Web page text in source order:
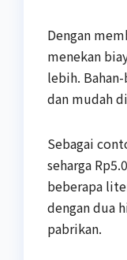
Dengan
menekan
lebih.
dan mudah
Sebagai
seharga
beberapa
dengan dua
pabrikan.